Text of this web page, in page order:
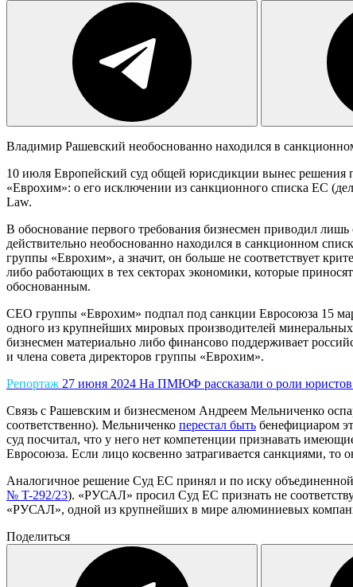
Владимир Рашевский необоснованно находился в
10 июля Европейский суд общей юрисдикции вынес
«Еврохим»: о его исключении из санкционного списка ЕС
Law.
В обоснование первого требования бизнесмен приводил
действительно необоснованно находился в санкционном
группы «Еврохим», а значит, он больше не соответствует
либо работающих в тех секторах экономики, которые
обоснованным.
CEO группы «Еврохим» подпал под санкции Евросоюза 15
одного из крупнейших мировых производителей
бизнесмен материально либо финансово поддерживает
и члена совета директоров группы «Еврохим».
Репортаж 27 июня 2024 На ПМЮФ рассказали о роли юристов
Связь с Рашевским и бизнесменом Андреем Мельниченко
соответственно). Мельниченко перестал быть бенефициаром
суд посчитал, что у него нет компетенции признавать
Евросоюза. Если лицо косвенно затрагивается санкциями,
Аналогичное решение Суд ЕС принял и по иску
№ T-292/23). «РУСАЛ» просил Суд ЕС признать не
«РУСАЛ», одной из крупнейших в мире алюминиевых
Поделиться